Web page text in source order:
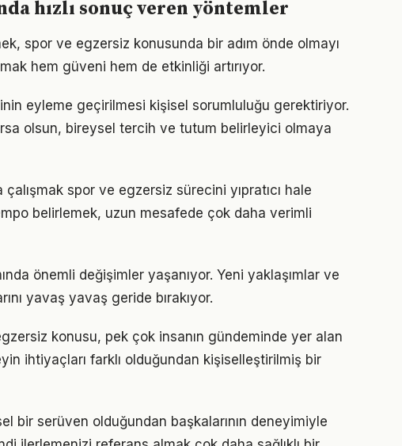
hızlı sonuç veren yöntemler
spor ve egzersiz konusunda bir adım önde olmayı
hem güveni hem de etkinliği artırıyor.
eyleme geçirilmesi kişisel sorumluluğu gerektiriyor.
olsun, bireysel tercih ve tutum belirleyici olmaya
spor ve egzersiz sürecini yıpratıcı hale
belirlemek, uzun mesafede çok daha verimli
önemli değişimler yaşanıyor. Yeni yaklaşımlar ve
yavaş yavaş geride bırakıyor.
konusu, pek çok insanın gündeminde yer alan
ihtiyaçları farklı olduğundan kişiselleştirilmiş bir
bir serüven olduğundan başkalarının deneyimiyle